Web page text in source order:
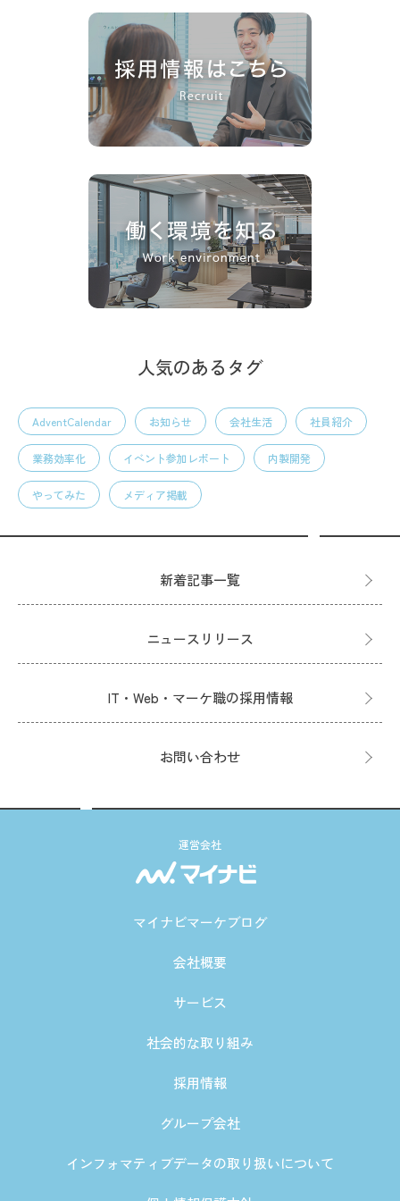
人気のあるタグ
AdventCalendar お知らせ 会社生活 社員紹介
業務効率化 イベント参加レポート 内製開発
やってみた メディア掲載
新着記事一覧
ニュースリリース
IT・Web・マーケ職の採用情報
お問い合わせ
運営会社
マイナビマーケブログ
会社概要
サービス
社会的な取り組み
採用情報
グループ会社
インフォマティブデータの取り扱いについて